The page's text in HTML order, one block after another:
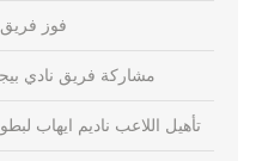
فوز فريق
مشاركة فريق نادي
تأهيل اللاعب ناديم ايهاب